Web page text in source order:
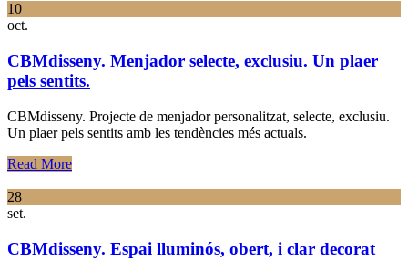
10
oct.
CBMdisseny. Menjador selecte, exclusiu. Un plaer
pels sentits.
CBMdisseny. Projecte de menjador personalitzat, selecte, exclusiu.
Un plaer pels sentits amb les tendències més actuals.
Read More
28
set.
CBMdisseny. Espai lluminós, obert, i clar decorat